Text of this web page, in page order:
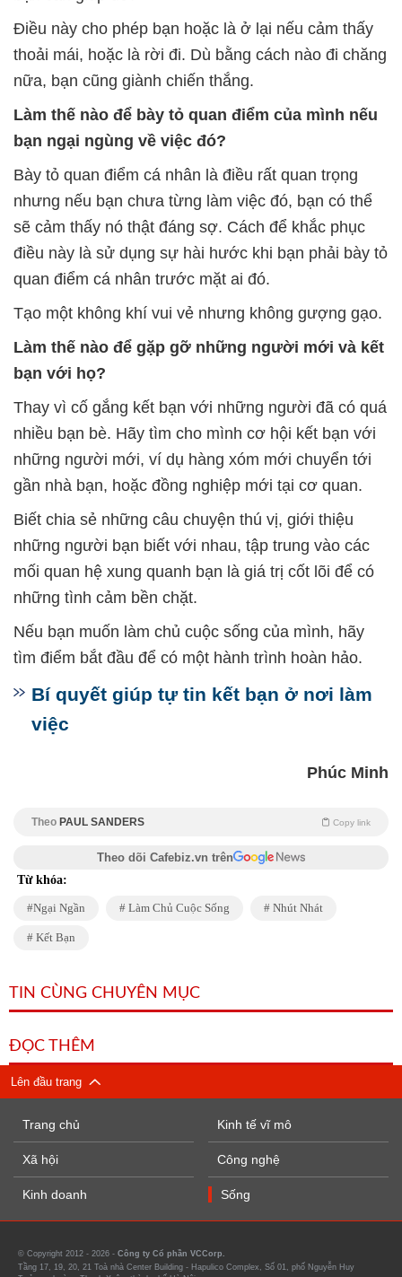
Điều này cho phép bạn hoặc là ở lại nếu cảm thấy
thoải mái, hoặc là rời đi. Dù bằng cách nào đi chăng
nữa, bạn cũng giành chiến thắng.
Làm thế nào để bày tỏ quan điểm của mình nếu
bạn ngại ngùng về việc đó?
Bày tỏ quan điểm cá nhân là điều rất quan trọng
nhưng nếu bạn chưa từng làm việc đó, bạn có thể
sẽ cảm thấy nó thật đáng sợ. Cách để khắc phục
điều này là sử dụng sự hài hước khi bạn phải bày tỏ
quan điểm cá nhân trước mặt ai đó.
Tạo một không khí vui vẻ nhưng không gượng gạo.
Làm thế nào để gặp gỡ những người mới và kết
bạn với họ?
Thay vì cố gắng kết bạn với những người đã có quá
nhiều bạn bè. Hãy tìm cho mình cơ hội kết bạn với
những người mới, ví dụ hàng xóm mới chuyển tới
gần nhà bạn, hoặc đồng nghiệp mới tại cơ quan.
Biết chia sẻ những câu chuyện thú vị, giới thiệu
những người bạn biết với nhau, tập trung vào các
mối quan hệ xung quanh bạn là giá trị cốt lõi để có
những tình cảm bền chặt.
Nếu bạn muốn làm chủ cuộc sống của mình, hãy
tìm điểm bắt đầu để có một hành trình hoàn hảo.
Bí quyết giúp tự tin kết bạn ở nơi làm
việc
Phúc Minh
Theo PAUL SANDERS Copy link
Theo dõi Cafebiz.vn trên
Từ khóa:
Ngại Ngần Làm Chủ Cuộc Sống Nhút Nhát
Kết Bạn
TIN CÙNG CHUYÊN MỤC
ĐỌC THÊM
Lên đầu trang
Trang chủ
Xã hội
Kinh doanh
Kinh tế vĩ mô
Công nghệ
Sống
© Copyright 2012 - 2026 - Công ty Cổ phần VCCorp.
Tầng 17, 19, 20, 21 Toà nhà Center Building - Hapulico Complex, Số 01, phố Nguyễn Huy